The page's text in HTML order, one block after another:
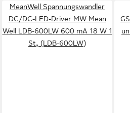
MeanWell Spannungswandler
DC/DC-LED-Driver MW Mean
Well LDB-600LW 600 mA 18 W 1
St., (LDB-600LW)